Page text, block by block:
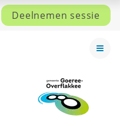
Deelnemen sessie